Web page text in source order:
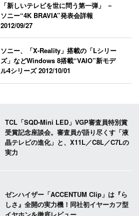
「新しいテレビを世に問う第一弾」 －
ソニー“4K BRAVIA”発表会詳報
2012/09/27
ソニー、「X-Reality」搭載の「Lシリー
ズ」などWindows 8搭載“VAIO”新モデ
ル4シリーズ2012/10/01
TCL「SQD-Mini LED」VGP審査員特別賞
受賞記念座談会。審査員が語り尽くす「液
晶テレビの進化」と、X11L／C8L／C7Lの
実力
ゼンハイザー「ACCENTUM Clip」は『ら
しさ』全開の実力機！同社初イヤーカフ型
イヤホンを徹底レビュー